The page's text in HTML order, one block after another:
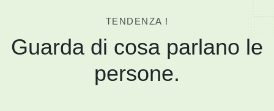
TENDENZA !
Guarda di cosa parlano le
persone.